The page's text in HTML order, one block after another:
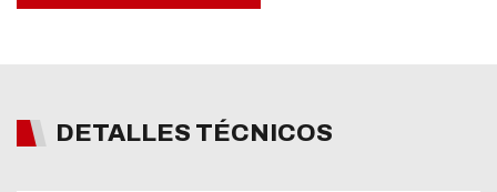
DETALLES TÉCNICOS